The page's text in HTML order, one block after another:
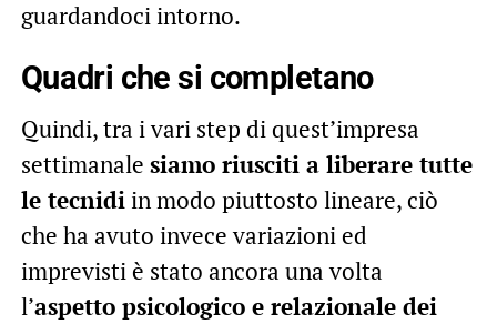
guardandoci intorno.
Quadri che si completano
Quindi, tra i vari step di quest’impresa
settimanale siamo riusciti a liberare tutte
le tecnidiin modo piuttosto lineare, ciò
che ha avuto invece variazioni ed
imprevisti è stato ancora una volta
l’aspetto psicologico e relazionale dei